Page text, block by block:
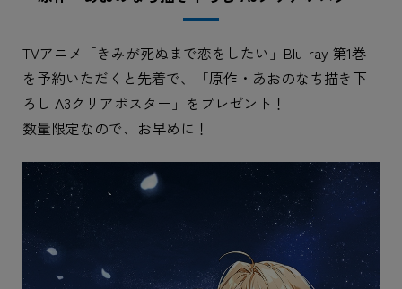
TVアニメ「きみが死ぬまで恋をしたい」Blu-ray 第1巻
を予約いただくと先着で、「原作・あおのなち描き下
ろし A3クリアポスター」をプレゼント！
数量限定なので、お早めに！